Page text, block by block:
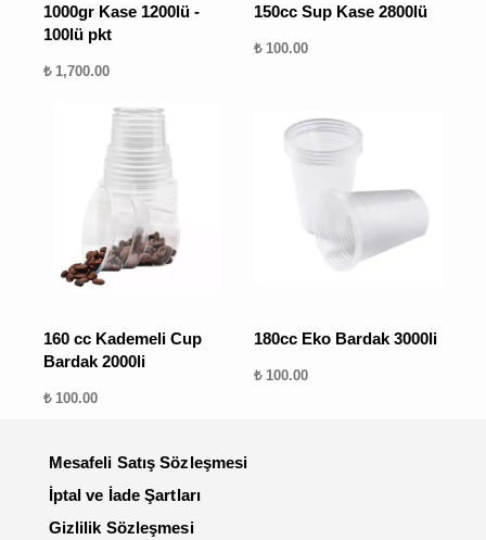
1000gr Kase 1200lü -
100lü pkt
₺ 1,700.00
150cc Sup Kase 2800lü
₺ 100.00
160 cc Kademeli Cup
Bardak 2000li
₺ 100.00
180cc Eko Bardak 3000li
₺ 100.00
Mesafeli Satış Sözleşmesi
İptal ve İade Şartları
Gizlilik Sözleşmesi